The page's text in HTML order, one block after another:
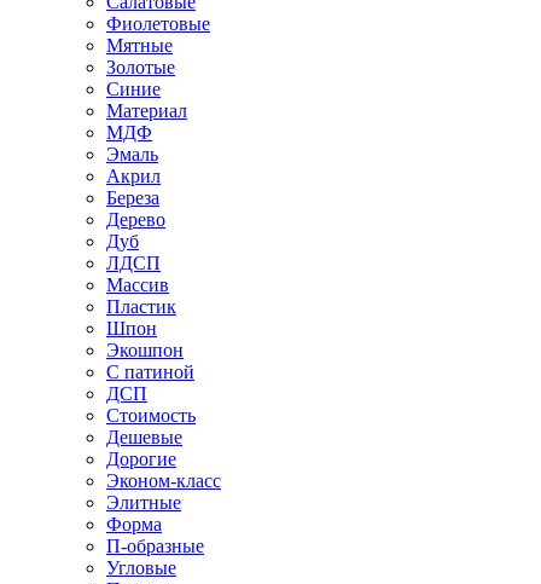
Фиолетовые
Мятные
Золотые
Синие
Материал
МДФ
Эмаль
Акрил
Береза
Дерево
Дуб
ЛДСП
Массив
Пластик
Шпон
Экошпон
С патиной
ДСП
Стоимость
Дешевые
Дорогие
Эконом-класс
Элитные
Форма
П-образные
Угловые